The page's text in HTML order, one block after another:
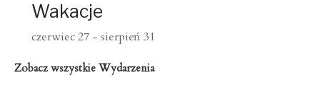
Wakacje
czerwiec 27 - sierpień 31
Zobacz wszystkie Wydarzenia